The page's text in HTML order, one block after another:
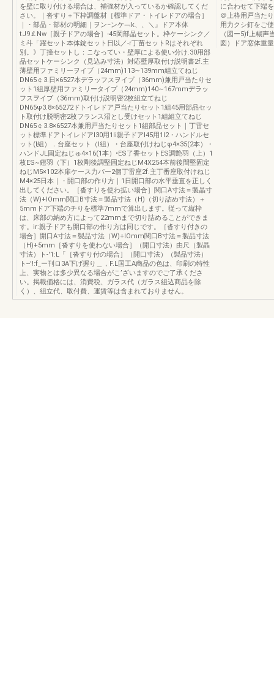
を壁に取り付ける場合は、補強材が入っているか確認してくだ
さい。｜沓すり＋下枠調盤材［標準ドア・トイレドアの場合］
｜・部晶・部材の明細｜ヲン−ンケ﹁k、、＼』ドア本体
tJ9￡Nw［親子ドアの場合］-45岡部晶セット。枠ケーシンク／
ミ斗「躍セット本体錠セット日以／-r丁苗セットRはそれぞれ
別。》丁撞セットし：こなってい・壁厚による使い分け.30用部
品セットケーシンク（見込み寸法）対応壁厚取付け説明書2f.主
薄壁用ファミリーヲイブ（24mm)113∼139mm組立てねじ
DN65￠3.日×6527本デラッフスヲイプ（36mm)兼用戸当たりセ
ット1組厚壁用ファミリータイプ（24mm)140∼167mmデラッ
フスヲイブ（36mm)取付け説明密2枚組立てねじ
DN65ψ3.8×65272ドトイレドア戸当たりセット1組45用部品セッ
ト取付け脱明密2枚フランス沼とし受けセット1組組立てねじ
DN65￠3.8×6527本兼用戸当たりセット1組部品セット｜丁雷セ
ット標準ドアトイレドアI30用1Ii親子ドアI45用1I2・ハンドルセ
ット(l組）．台座セット（l組）・台座取付けねじφ4×35(2本）・
ハンドJL固定ねじゅ4×16(1本）•ES了香セットES調艶羽（上）1
枚ES~鐙羽（下）1枚剛後調堅固定ねじM4X254本前後間堅固定
ねじM5×102本扉ケース力パー2個丁雷座2f.主丁番座取付けねじ
M4×25日本｜・開口部の作り方｜1日開口部の水平垂直を正しく
出してください。［沓すりを使わ拡い場合］関口A寸法＝製晶寸
法（W)+lOmm関口B寸法＝製品寸法（H)（切り詰め寸法）＋
5mmドア下端のチりを標準7mmで算出します。従って縦枠
は、床部の納め方によって22mmまで切り詰めることができま
す。ir:親子ドアも開口部の作り方は同じです。［沓すり付きの
場合］開口A寸法＝製品寸法（W)+lOmm関口B寸法＝製品寸法
（H)+5mm［沓すりを使わない場合］（開口寸法）由尺（製晶
寸法）ト-'1:L「［沓すり付の場合］（開口寸法）（製品寸法）
ト--'!:f_ー刊ロ3A下げ握り＿，F.L国工A商品の色は、印刷の特性
上、実物とは多少異なる場合がこ’ざいますのでご了承くださ
い。掲載価格には、消費税、ガラス代（ガラス組込商品を除
く）、組立代、取付費、運賃等は含まれておりません。
に合わせて下端
＠上枠用戸当た
用力クシ釘をご
（図ー5)f上糊
図）ドア窓体重